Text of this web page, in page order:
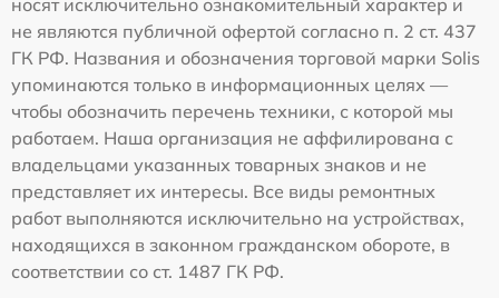
не являются публичной офертой согласно п. 2 ст. 437
ГК РФ. Названия и обозначения торговой марки Solis
упоминаются только в информационных целях —
чтобы обозначить перечень техники, с которой мы
работаем. Наша организация не аффилирована с
владельцами указанных товарных знаков и не
представляет их интересы. Все виды ремонтных
работ выполняются исключительно на устройствах,
находящихся в законном гражданском обороте, в
соответствии со ст. 1487 ГК РФ.